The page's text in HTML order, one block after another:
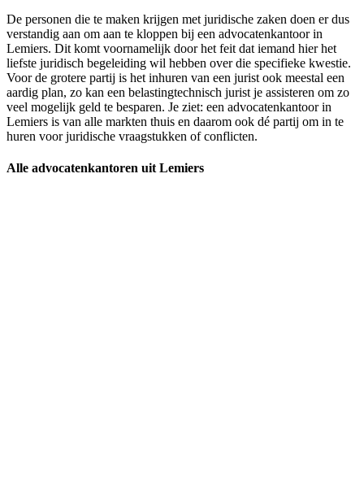
De personen die te maken krijgen met juridische zaken doen er dus
verstandig aan om aan te kloppen bij een advocatenkantoor in
Lemiers. Dit komt voornamelijk door het feit dat iemand hier het
liefste juridisch begeleiding wil hebben over die specifieke kwestie.
Voor de grotere partij is het inhuren van een jurist ook meestal een
aardig plan, zo kan een belastingtechnisch jurist je assisteren om zo
veel mogelijk geld te besparen. Je ziet: een advocatenkantoor in
Lemiers is van alle markten thuis en daarom ook dé partij om in te
huren voor juridische vraagstukken of conflicten.
Alle advocatenkantoren uit Lemiers